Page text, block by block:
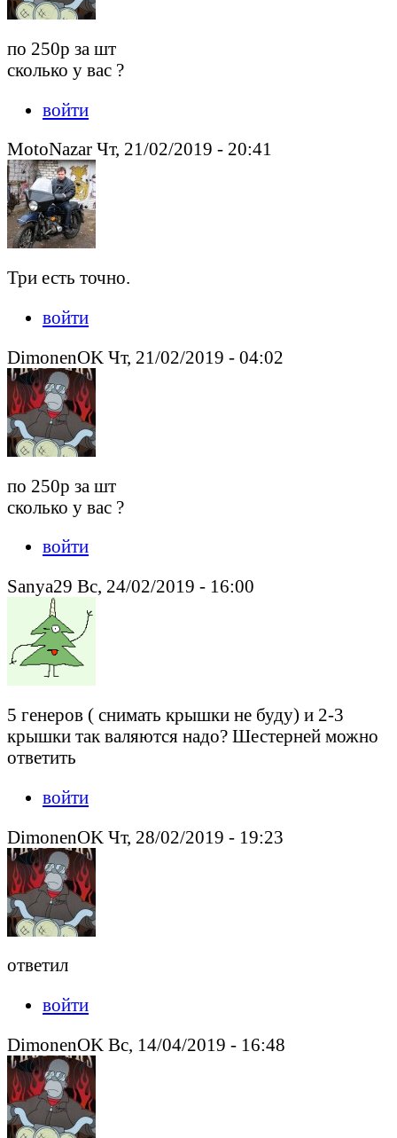
по 250р за шт
сколько у вас ?
войти
MotoNazar Чт, 21/02/2019 - 20:41
Три есть точно.
войти
DimonenOK Чт, 21/02/2019 - 04:02
по 250р за шт
сколько у вас ?
войти
Sanya29 Вс, 24/02/2019 - 16:00
5 генеров ( снимать крышки не буду) и 2-3
крышки так валяются надо? Шестерней можно
ответить
войти
DimonenOK Чт, 28/02/2019 - 19:23
ответил
войти
DimonenOK Вс, 14/04/2019 - 16:48